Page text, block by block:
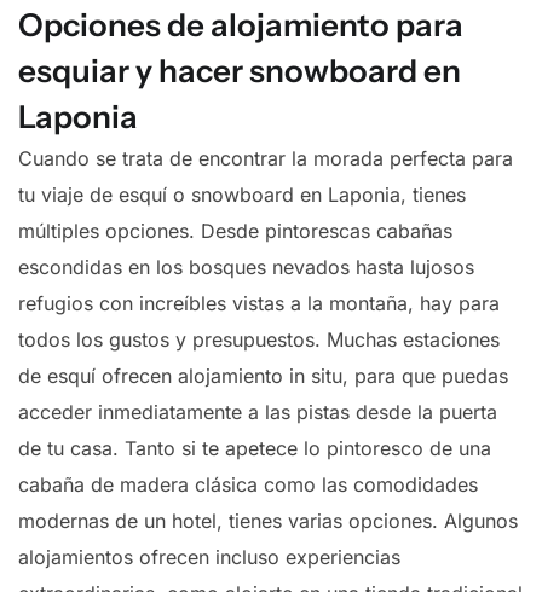
Opciones de alojamiento para
esquiar y hacer snowboard en
Laponia
Cuando se trata de encontrar la morada perfecta para
tu viaje de esquí o snowboard en Laponia, tienes
múltiples opciones. Desde pintorescas cabañas
escondidas en los bosques nevados hasta lujosos
refugios con increíbles vistas a la montaña, hay para
todos los gustos y presupuestos. Muchas estaciones
de esquí ofrecen alojamiento in situ, para que puedas
acceder inmediatamente a las pistas desde la puerta
de tu casa. Tanto si te apetece lo pintoresco de una
cabaña de madera clásica como las comodidades
modernas de un hotel, tienes varias opciones. Algunos
alojamientos ofrecen incluso experiencias